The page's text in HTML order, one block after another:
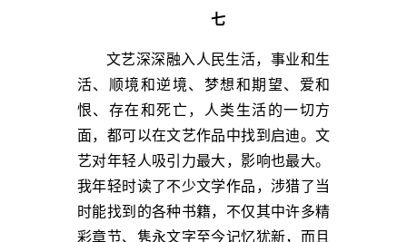
七
文艺深深融入人民生活，事业和生
活、顺境和逆境、梦想和期望、爱和
恨、存在和死亡，人类生活的一切方
面，都可以在文艺作品中找到启迪。文
艺对年轻人吸引力最大，影响也最大。
我年轻时读了不少文学作品，涉猎了当
时能找到的各种书籍，不仅其中许多精
彩章节、隽永文字至今记忆犹新，而且